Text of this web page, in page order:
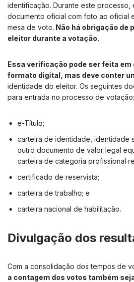
identificação. Durante este processo,
documento oficial com foto ao oficial
mesa de voto. Não há obrigação de
eleitor durante a votação.
Essa verificação pode ser feita em
formato digital, mas deve conter
identidade do eleitor. Os seguintes
para entrada no processo de votação:
e-Título;
carteira de identidade, identidade
outro documento de valor legal
carteira de categoria profissional
certificado de reservista;
carteira de trabalho; e
carteira nacional de habilitação.
Divulgação dos
Com a consolidação dos tempos de
a contagem dos votos também